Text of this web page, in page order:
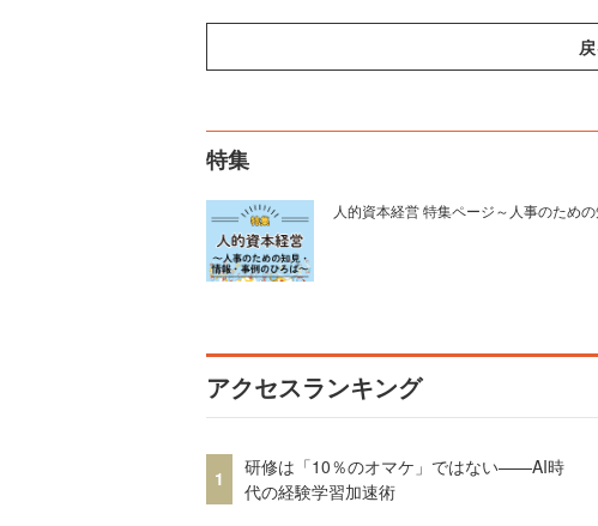
特集
人的資本経営 特集ページ～人事のため
アクセスランキング
1
研修は「10％のオマケ」ではない——AI時
代の経験学習加速術